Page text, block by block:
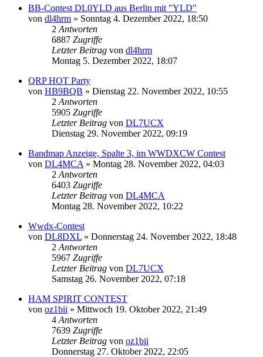
BB-Contest DL0YLD aus Berlin mit "YLD"
von dl4hrm » Sonntag 4. Dezember 2022, 18:50
2 Antworten
6887 Zugriffe
Letzter Beitrag von dl4hrm
Montag 5. Dezember 2022, 18:07
QRP HOT Party
von HB9BQB » Dienstag 22. November 2022, 10:55
2 Antworten
5905 Zugriffe
Letzter Beitrag von DL7UCX
Dienstag 29. November 2022, 09:19
Bandmap Anzeige, Spalte 3, im WWDXCW Contest
von DL4MCA » Montag 28. November 2022, 04:03
2 Antworten
6403 Zugriffe
Letzter Beitrag von DL4MCA
Montag 28. November 2022, 10:22
Wwdx-Contest
von DL8DXL » Donnerstag 24. November 2022, 18:48
2 Antworten
5967 Zugriffe
Letzter Beitrag von DL7UCX
Samstag 26. November 2022, 07:18
HAM SPIRIT CONTEST
von oz1bii » Mittwoch 19. Oktober 2022, 21:49
4 Antworten
7639 Zugriffe
Letzter Beitrag von oz1bii
Donnerstag 27. Oktober 2022, 22:05